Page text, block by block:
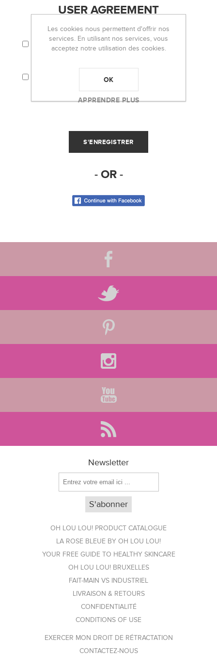
USER AGREEMENT
J'ACCEPTE LES TERMES ET CONDITIONS ET
LA POLITIQUE DE CONFIDENTIALITÉ.
SOIENT UTILISÉES POUR L'ENVOI DE LA
- OR -
Newsletter
OH LOU LOU! PRODUCT CATALOGUE
LA ROSE BLEUE BY OH LOU LOU!
YOUR FREE GUIDE TO HEALTHY SKINCARE
OH LOU LOU! BRUXELLES
FAIT-MAIN VS INDUSTRIEL
LIVRAISON & RETOURS
CONFIDENTIALITÉ
CONDITIONS OF USE
EXERCER MON DROIT DE RÉTRACTATION
CONTACTEZ-NOUS
Les cookies nous permettent d'offrir nos
services. En utilisant nos services, vous
acceptez notre utilisation des cookies.
OK
APPRENDRE PLUS